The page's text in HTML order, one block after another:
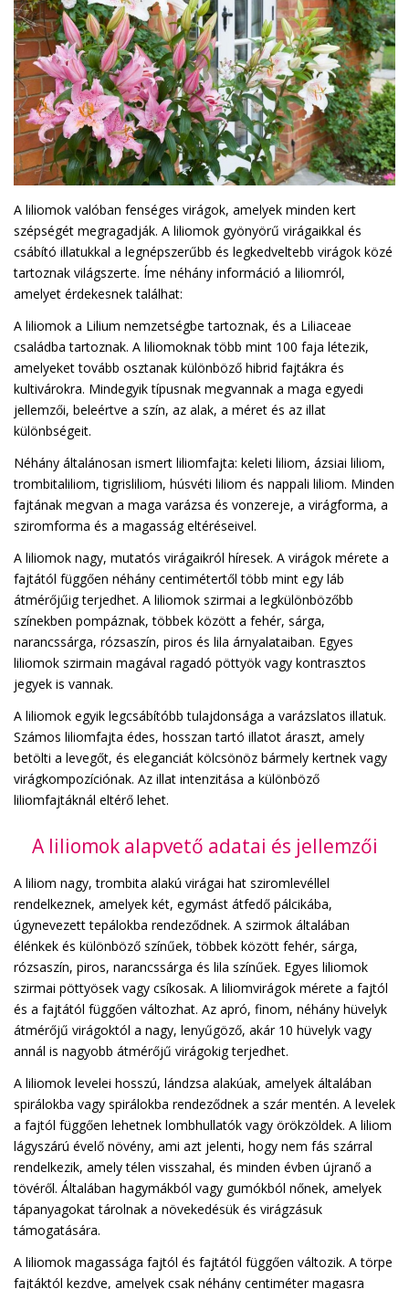
A liliomok valóban fenséges virágok, amelyek minden kert
szépségét megragadják. A liliomok gyönyörű virágaikkal és
csábító illatukkal a legnépszerűbb és legkedveltebb virágok közé
tartoznak világszerte. Íme néhány információ a liliomról,
amelyet érdekesnek találhat:
A liliomok a Lilium nemzetségbe tartoznak, és a Liliaceae
családba tartoznak. A liliomoknak több mint 100 faja létezik,
amelyeket tovább osztanak különböző hibrid fajtákra és
kultivárokra. Mindegyik típusnak megvannak a maga egyedi
jellemzői, beleértve a szín, az alak, a méret és az illat
különbségeit.
Néhány általánosan ismert liliomfajta: keleti liliom, ázsiai liliom,
trombitaliliom, tigrisliliom, húsvéti liliom és nappali liliom. Minden
fajtának megvan a maga varázsa és vonzereje, a virágforma, a
sziromforma és a magasság eltéréseivel.
A liliomok nagy, mutatós virágaikról híresek. A virágok mérete a
fajtától függően néhány centimétertől több mint egy láb
átmérőjűig terjedhet. A liliomok szirmai a legkülönbözőbb
színekben pompáznak, többek között a fehér, sárga,
narancssárga, rózsaszín, piros és lila árnyalataiban. Egyes
liliomok szirmain magával ragadó pöttyök vagy kontrasztos
jegyek is vannak.
A liliomok egyik legcsábítóbb tulajdonsága a varázslatos illatuk.
Számos liliomfajta édes, hosszan tartó illatot áraszt, amely
betölti a levegőt, és eleganciát kölcsönöz bármely kertnek vagy
virágkompozíciónak. Az illat intenzitása a különböző
liliomfajtáknál eltérő lehet.
A liliomok alapvető adatai és jellemzői
A liliom nagy, trombita alakú virágai hat sziromlevéllel
rendelkeznek, amelyek két, egymást átfedő pálcikába,
úgynevezett tepálokba rendeződnek. A szirmok általában
élénkek és különböző színűek, többek között fehér, sárga,
rózsaszín, piros, narancssárga és lila színűek. Egyes liliomok
szirmai pöttyösek vagy csíkosak. A liliomvirágok mérete a fajtól
és a fajtától függően változhat. Az apró, finom, néhány hüvelyk
átmérőjű virágoktól a nagy, lenyűgöző, akár 10 hüvelyk vagy
annál is nagyobb átmérőjű virágokig terjedhet.
A liliomok levelei hosszú, lándzsa alakúak, amelyek általában
spirálokba vagy spirálokba rendeződnek a szár mentén. A levelek
a fajtól függően lehetnek lombhullatók vagy örökzöldek. A liliom
lágyszárú évelő növény, ami azt jelenti, hogy nem fás szárral
rendelkezik, amely télen visszahal, és minden évben újranő a
tövéről. Általában hagymákból vagy gumókból nőnek, amelyek
tápanyagokat tárolnak a növekedésük és virágzásuk
támogatására.
A liliomok magassága fajtól és fajtától függően változik. A törpe
fajtáktól kezdve, amelyek csak néhány centiméter magasra